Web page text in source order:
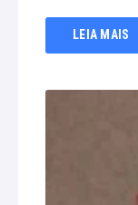
LEIA MAIS